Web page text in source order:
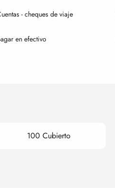
- cheques de viaje
en efectivo
100 Cubierto